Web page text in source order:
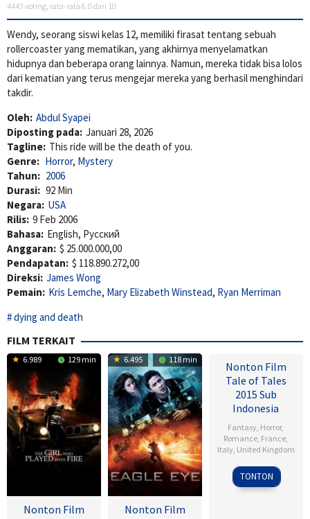
4443 voting, rata-rata 6.0 dari 10
Wendy, seorang siswi kelas 12, memiliki firasat tentang sebuah
rollercoaster yang mematikan, yang akhirnya menyelamatkan
hidupnya dan beberapa orang lainnya. Namun, mereka tidak bisa lolos
dari kematian yang terus mengejar mereka yang berhasil menghindari
takdir.
Oleh: Abdul Syapei
Diposting pada: Januari 28, 2026
Tagline: This ride will be the death of you.
Genre: Horror, Mystery
Tahun: 2006
Durasi: 92 Min
Negara: USA
Rilis: 9 Feb 2006
Bahasa: English, Pусский
Anggaran: $ 25.000.000,00
Pendapatan: $ 118.890.272,00
Direksi: James Wong
Pemain: Kris Lemche, Mary Elizabeth Winstead, Ryan Merriman
dying and death
FILM TERKAIT
6.989 129 min
Nonton Film
6.495 118 min
Nonton Film
Nonton Film
Tale of Tales
2015 Sub
Indonesia
Fantasy, Horror,
Romance, France,
Italy, United Kingdom
Matteo
Garrone
TONTON